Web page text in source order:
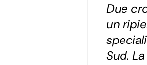
Due
un
Sud.